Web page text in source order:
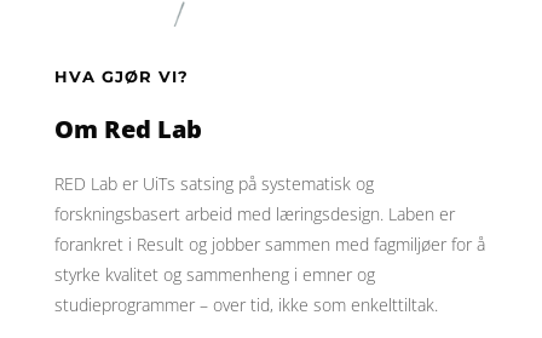
HVA GJØR VI?
Om Red Lab
RED Lab er UiTs satsing på systematisk og
forskningsbasert arbeid med læringsdesign. Laben er
forankret i Result og jobber sammen med fagmiljøer for å
styrke kvalitet og sammenheng i emner og
studieprogrammer – over tid, ikke som enkelttiltak.